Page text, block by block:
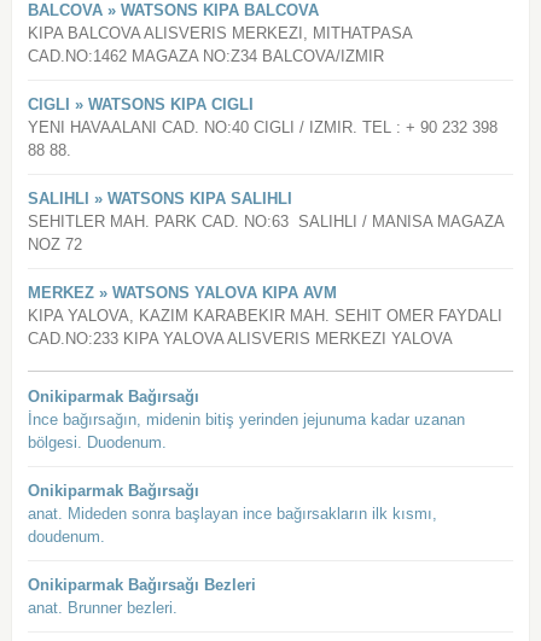
BALCOVA » WATSONS KIPA BALCOVA
KIPA BALCOVA ALISVERIS MERKEZI, MITHATPASA
CAD.NO:1462 MAGAZA NO:Z34 BALCOVA/IZMIR
CIGLI » WATSONS KIPA CIGLI
YENI HAVAALANI CAD. NO:40 CIGLI / IZMIR. TEL : + 90 232 398
88 88.
SALIHLI » WATSONS KIPA SALIHLI
SEHITLER MAH. PARK CAD. NO:63 SALIHLI / MANISA MAGAZA
NOZ 72
MERKEZ » WATSONS YALOVA KIPA AVM
KIPA YALOVA, KAZIM KARABEKIR MAH. SEHIT OMER FAYDALI
CAD.NO:233 KIPA YALOVA ALISVERIS MERKEZI YALOVA
Onikiparmak Bağırsağı
İnce bağırsağın, midenin bitiş yerinden jejunuma kadar uzanan
bölgesi. Duodenum.
Onikiparmak Bağırsağı
anat. Mideden sonra başlayan ince bağırsakların ilk kısmı,
doudenum.
Onikiparmak Bağırsağı Bezleri
anat. Brunner bezleri.